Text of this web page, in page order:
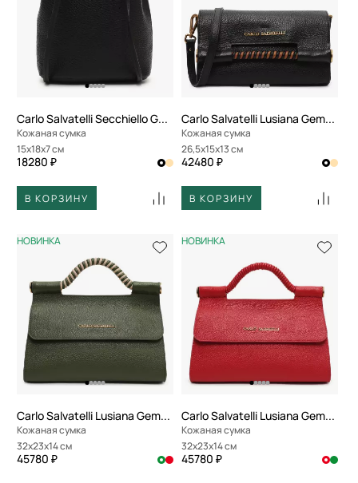
Carlo Salvatelli Secchiello Gemma
Кожаная сумка
15x18x7 см
18280 ₽
В КОРЗИНУ
Carlo Salvatelli Lusiana Gemma
Кожаная сумка
26,5x15x13 см
42480 ₽
В КОРЗИНУ
НОВИНКА
Carlo Salvatelli Lusiana Gemma
Кожаная сумка
32x23x14 см
45780 ₽
НОВИНКА
Carlo Salvatelli Lusiana Gemma
Кожаная сумка
32x23x14 см
45780 ₽